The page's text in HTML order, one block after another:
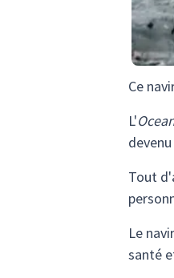
Ce
L'
Tout
Le
santé